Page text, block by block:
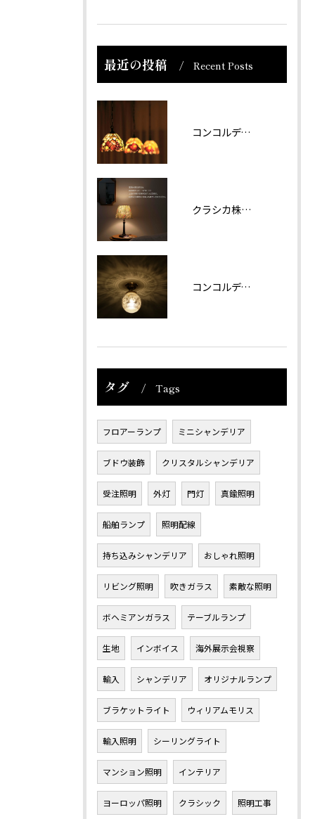
最近の投稿 Recent Posts
コンコルディア照明 販売について
クラシカ株式会社では夏期休業をいただきます。
コンコルディアのシリーズより天井灯です。
タグ Tags
フロアーランプ ミニシャンデリア
ブドウ装飾 クリスタルシャンデリア
受注照明 外灯 門灯 真鍮照明
船舶ランプ 照明配線
持ち込みシャンデリア おしゃれ照明
リビング照明 吹きガラス 素敵な照明
ボヘミアンガラス テーブルランプ
生地 インボイス 海外展示会視察
輸入 シャンデリア オリジナルランプ
ブラケットライト ウィリアムモリス
輸入照明 シーリングライト
マンション照明 インテリア
ヨーロッパ照明 クラシック 照明工事